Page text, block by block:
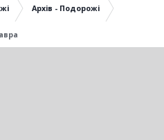
Архів - Подорожі